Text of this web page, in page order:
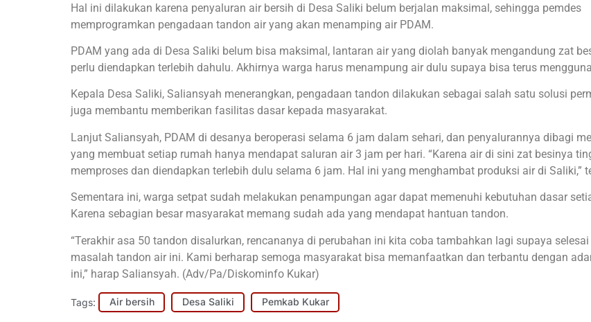
Hal ini dilakukan karena penyaluran air bersih di Desa Saliki belum berjalan maksimal, sehingga pemdes
memprogramkan pengadaan tandon air yang akan menamping air PDAM.
PDAM yang ada di Desa Saliki belum bisa maksimal, lantaran air yang diolah banyak mengandung zat
perlu diendapkan terlebih dahulu. Akhirnya warga harus menampung air dulu supaya bisa terus
Kepala Desa Saliki, Saliansyah menerangkan, pengadaan tandon dilakukan sebagai salah satu solusi
juga membantu memberikan fasilitas dasar kepada masyarakat.
Lanjut Saliansyah, PDAM di desanya beroperasi selama 6 jam dalam sehari, dan penyalurannya dibagi
yang membuat setiap rumah hanya mendapat saluran air 3 jam per hari. “Karena air di sini zat besinya
memproses dan diendapkan terlebih dulu selama 6 jam. Hal ini yang menghambat produksi air di Saliki,”
Sementara ini, warga setpat sudah melakukan penampungan agar dapat memenuhi kebutuhan dasar
Karena sebagian besar masyarakat memang sudah ada yang mendapat hantuan tandon.
“Terakhir asa 50 tandon disalurkan, rencananya di perubahan ini kita coba tambahkan lagi supaya
masalah tandon air ini. Kami berharap semoga masyarakat bisa memanfaatkan dan terbantu dengan
ini,” harap Saliansyah. (Adv/Pa/Diskominfo Kukar)
Tags: Air bersih Desa Saliki Pemkab Kukar